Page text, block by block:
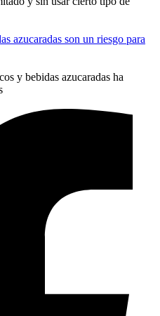
azucaradas son un riesgo para
y bebidas azucaradas ha